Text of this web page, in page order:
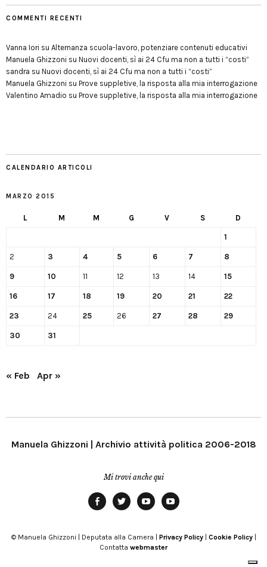
COMMENTI RECENTI
Vanna Iori su Alternanza scuola-lavoro, potenziare contenuti educativi
Manuela Ghizzoni su Nuovi docenti, sì ai 24 Cfu ma non a tutti i “costi”
sandra su Nuovi docenti, sì ai 24 Cfu ma non a tutti i “costi”
Manuela Ghizzoni su Prove suppletive, la risposta alla mia interrogazione
Valentino Amadio su Prove suppletive, la risposta alla mia interrogazione
CALENDARIO ARTICOLI
MARZO 2015
L M M G V S D
1
2 3 4 5 6 7 8
9 10 11 12 13 14 15
16 17 18 19 20 21 22
23 24 25 26 27 28 29
30 31
« Feb Apr »
Manuela Ghizzoni | Archivio attività politica 2006-2018
Mi trovi anche qui
Modena
© Manuela Ghizzoni | Deputata alla Camera | Privacy Policy| Cookie Policy|
Contatta webmaster